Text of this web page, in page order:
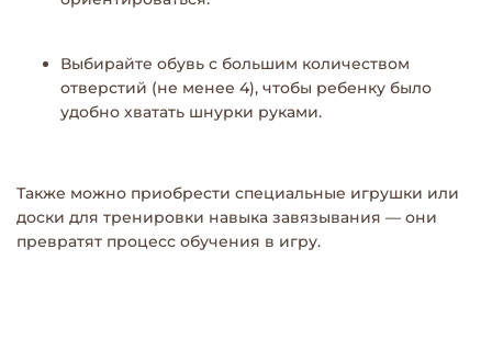
Выбирайте обувь с большим количеством
отверстий (не менее 4), чтобы ребенку было
удобно хватать шнурки руками.
Также можно приобрести специальные игрушки или
доски для тренировки навыка завязывания — они
превратят процесс обучения в игру.